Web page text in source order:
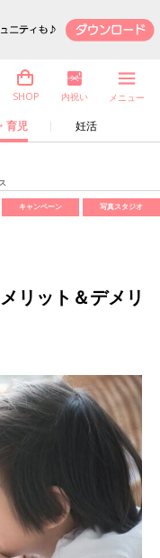
育児 妊活
SHOP 内祝い メニュー
キャンペーン 写真スタジオ
リット＆デメリ